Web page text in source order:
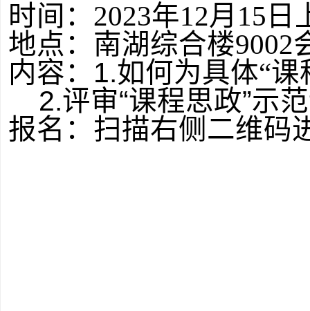
时间： 2023年12月 15 日
地点：南湖综合楼9002
内容： 1.如何为具体“
2.评审“课程思政”示
报名：扫描右侧二维码